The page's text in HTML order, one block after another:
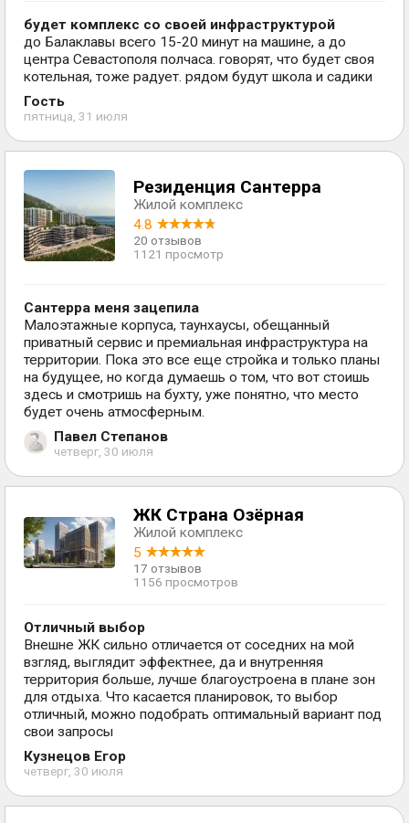
будет комплекс со своей инфраструктурой
до Балаклавы всего 15-20 минут на машине, а до
центра Севастополя полчаса. говорят, что будет своя
котельная, тоже радует. рядом будут школа и садики
Гость
пятница, 31 июля
Резиденция Сантерра
Жилой комплекс
4.8
20 отзывов
1121 просмотр
Сантерра меня зацепила
Малоэтажные корпуса, таунхаусы, обещанный
приватный сервис и премиальная инфраструктура на
территории. Пока это все еще стройка и только планы
на будущее, но когда думаешь о том, что вот стоишь
здесь и смотришь на бухту, уже понятно, что место
будет очень атмосферным.
Павел Степанов
четверг, 30 июля
ЖК Страна Озёрная
Жилой комплекс
5
17 отзывов
1156 просмотров
Отличный выбор
Внешне ЖК сильно отличается от соседних на мой
взгляд, выглядит эффектнее, да и внутренняя
территория больше, лучше благоустроена в плане зон
для отдыха. Что касается планировок, то выбор
отличный, можно подобрать оптимальный вариант под
свои запросы
Кузнецов Егор
четверг, 30 июля